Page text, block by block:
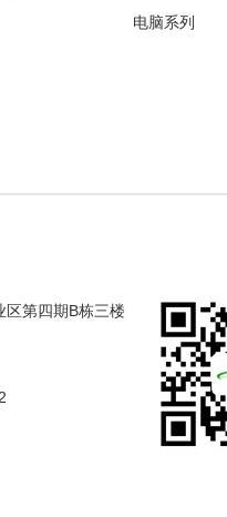
电脑系列
区第四期B栋三楼